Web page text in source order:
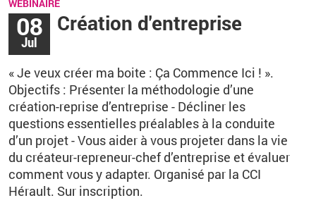
WEBINAIRE
08
Jul
Création d'entreprise
«Je veux créer ma boite : Ça Commence Ici ! ».
Objectifs : Présenter la méthodologie d’une
création-reprise d’entreprise - Décliner les
questions essentielles préalables à la conduite
d’un projet- Vous aider à vous projeter dans la vie
du créateur-repreneur-chef d’entreprise et évaluer
comment vous y adapter. Organisé par la CCI
Hérault. Sur inscription.